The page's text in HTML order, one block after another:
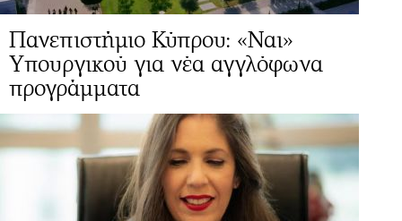
Πανεπιστήμιο Κύπρου: «Ναι»
Yπουργικού για νέα αγγλόφωνα
προγράμματα